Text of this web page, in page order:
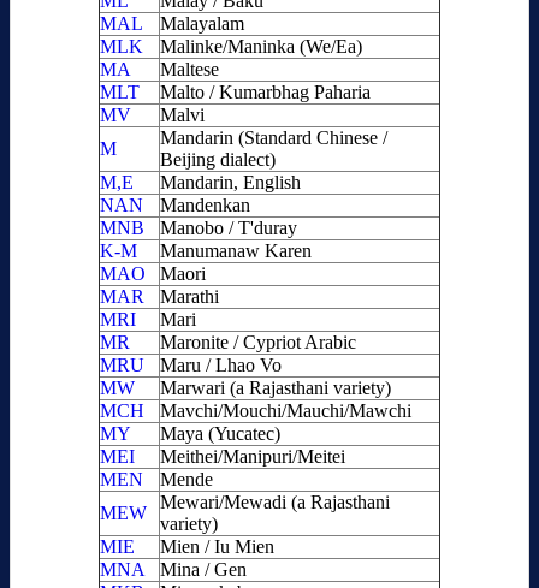
MAL
Malayalam
MLK
Malinke/Maninka (We/Ea)
MA
Maltese
MLT
Malto / Kumarbhag Paharia
MV
Malvi
M
Mandarin (Standard Chinese /
Beijing dialect)
M,E
Mandarin, English
NAN
Mandenkan
MNB
Manobo / T'duray
K-M
Manumanaw Karen
MAO
Maori
MAR
Marathi
MRI
Mari
MR
Maronite / Cypriot Arabic
MRU
Maru / Lhao Vo
MW
Marwari (a Rajasthani variety)
MCH
Mavchi/Mouchi/Mauchi/Mawchi
MY
Maya (Yucatec)
MEI
Meithei/Manipuri/Meitei
MEN
Mende
MEW
Mewari/Mewadi (a Rajasthani
variety)
MIE
Mien / Iu Mien
MNA
Mina / Gen